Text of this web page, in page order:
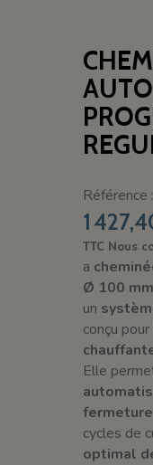
1
TTC Nous
a
Ø 100 mm
un
conçu
Elle
cycles de
optimal